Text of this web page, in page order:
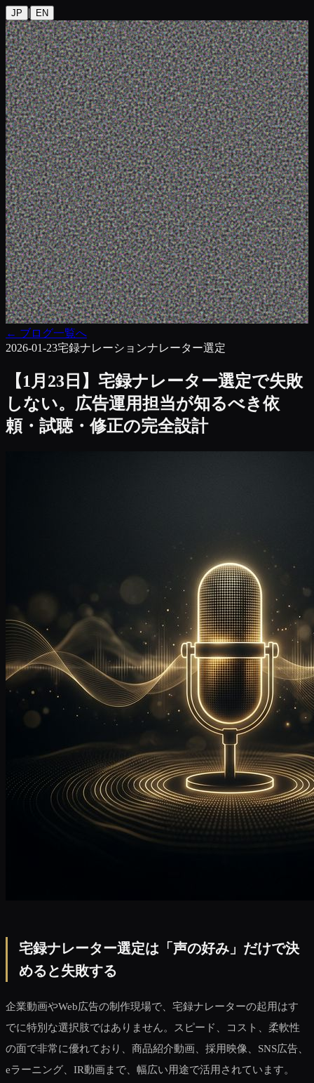
JP | EN
← ブログ一覧へ
2026-01-23宅録ナレーションナレーター選定
【1月23日】宅録ナレーター選定で失敗
しない。広告運用担当が知るべき依
頼・試聴・修正の完全設計
宅録ナレーター選定は「声の好み」だけで決
めると失敗する
企業動画やWeb広告の制作現場で、宅録ナレーターの起用はす
でに特別な選択肢ではありません。スピード、コスト、柔軟性
の面で非常に優れており、商品紹介動画、採用映像、SNS広告、
eラーニング、IR動画まで、幅広い用途で活用されています。